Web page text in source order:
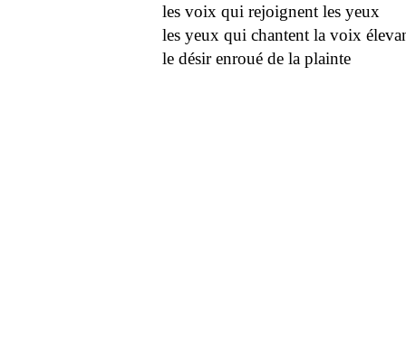
les voix qui rejoignent les yeux
les yeux qui chantent la voix
le désir enroué de la plainte